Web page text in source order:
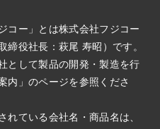
コー」とは株式会社フジコー
締役社⻑：萩尾 寿昭）です。
として製品の開発・製造を行
内」のページを参照くださ
れている会社名・商品名は、